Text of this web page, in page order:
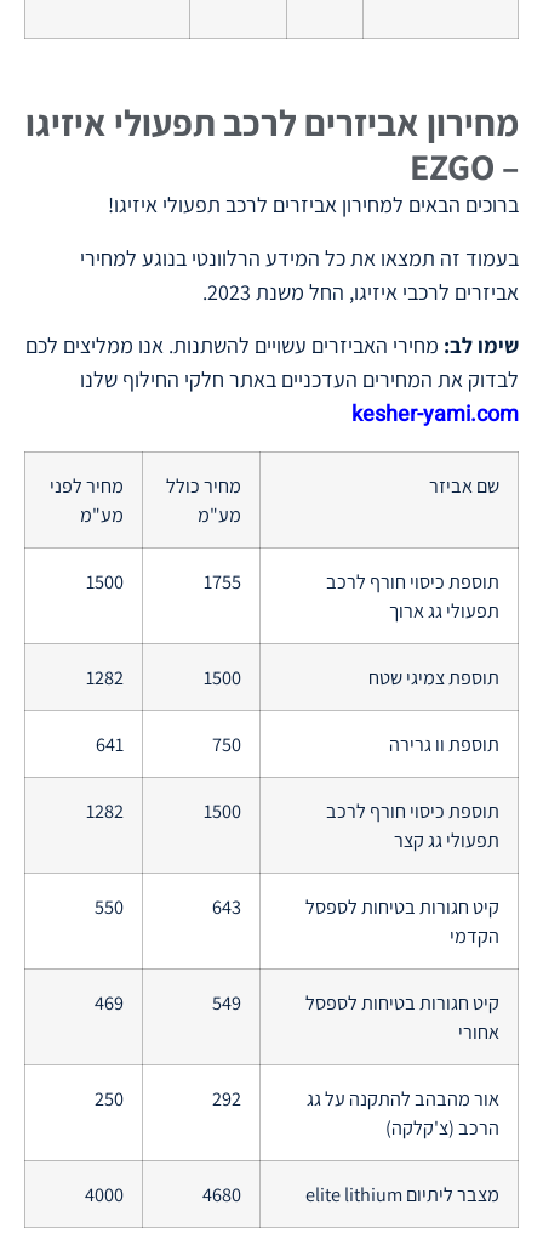
מחירון אביזרים לרכב תפעולי איזיגו
– EZGO
ברוכים הבאים למחירון אביזרים לרכב תפעולי איזיגו!
בעמוד זה תמצאו את כל המידע הרלוונטי בנוגע למחירי
אביזרים לרכבי איזיגו, החל משנת 2023.
שימו לב: מחירי האביזרים עשויים להשתנות. אנו ממליצים לכם
לבדוק את המחירים העדכניים באתר חלקי החילוף שלנו
kesher-yami.com
שם אביזר
מחיר כולל
מע"מ
מחיר לפני
מע"מ
תוספת כיסוי חורף לרכב
תפעולי גג ארוך
1755
1500
תוספת צמיגי שטח 1500
1282
תוספת וו גרירה 750
641
תוספת כיסוי חורף לרכב
תפעולי גג קצר
1500
1282
קיט חגורות בטיחות לספסל
הקדמי
643
550
קיט חגורות בטיחות לספסל
אחורי
549
469
אור מהבהב להתקנה על גג
הרכב (צ'קלקה)
292
250
מצבר ליתיום elite lithium 4680
4000